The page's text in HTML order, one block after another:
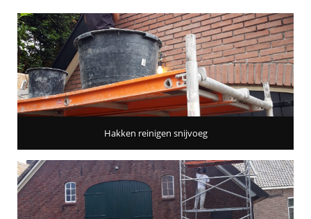
Hakken reinigen snijvoeg